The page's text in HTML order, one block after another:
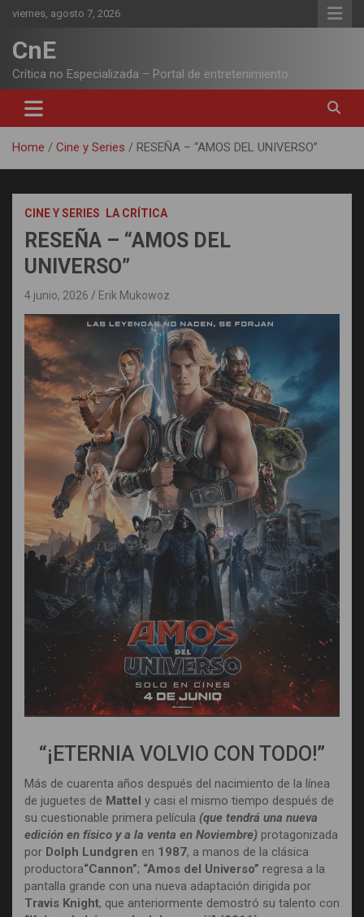
Skip
content
viernes, agosto 7, 2026
CnE
Crítica no Especializada – Portal de entretenimiento
Home Cine y Series RESEÑA – “AMOS DEL UNIVERSO”
CINE Y SERIES LA CRÍTICA
RESEÑA – “AMOS DEL
UNIVERSO”
4 junio, 2026 Erik Mukowoz
“¡ETERNIA VOLVIO CON TODO!”
Más de cuarenta años después del nacimiento de la línea
de juguetes de Mattel y casi el mismo tiempo después de
su cuestionable primera película (que tendrá una nueva
edición en físico y a la venta en Noviembre) protagonizada
por Dolph Lundgren en 1987, a manos de la clásica
productora“Cannon”; “Amos del Universo” regresa a la
pantalla grande con una nueva adaptación dirigida por
Travis Knight, que anteriormente demostró su talento con